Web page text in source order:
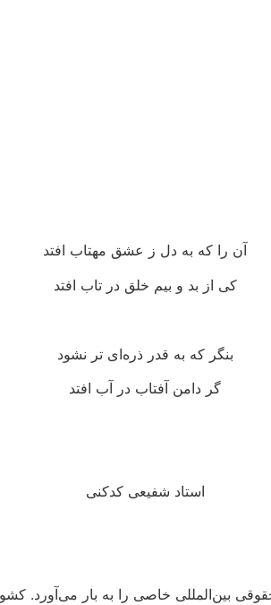
آن را که به دل ز عشق مهتاب افتد
کی از بد و بیم خلق در تاب افتد
بنگر که به قدر ذره‌ای تر نشود
گر دامن آفتاب در آب افتد
استاد شفیعی کدکنی
بین‌المللی خاصی را به بار می‌آورد.